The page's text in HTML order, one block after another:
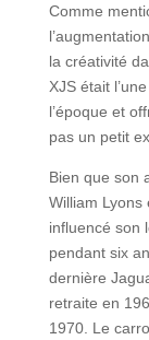
Comme
la créativité
XJS était
l’époque et
pas un petit
Bien que son
William Lyons
influencé son
pendant six
dernière
retraite en
1970. Le